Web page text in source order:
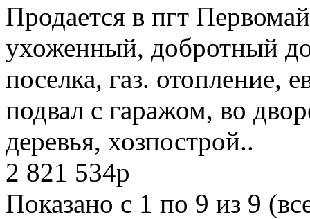
Продается в пгт
ухоженный, добротный
поселка, газ. отопление,
подвал с гаражом, во
деревья, хозпострой..
2 821 534p
Показано с 1 по 9 из 9